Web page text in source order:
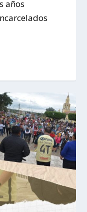
años